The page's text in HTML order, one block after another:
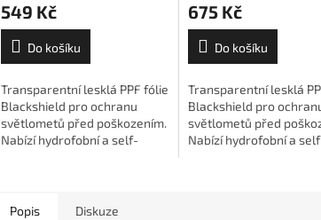
549 Kč
Do košíku
Transparentní lesklá PPF fólie
Blackshield pro ochranu
světlometů před poškozením.
Nabízí hydrofobní a self-
675 Kč
Do košíku
Transparentní lesklá
Blackshield pro
světlometů před
Nabízí hydrofobní a
Popis Diskuze